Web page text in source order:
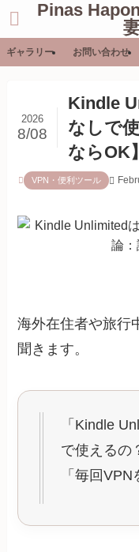
Pinas
ギャラリー お問い合わせ
Kindle
なしで
ならOK】
2026
8/08
VPN・便利ツール
海外在住者や旅行
聞きます。
「Kindle
で使えるの
「毎回